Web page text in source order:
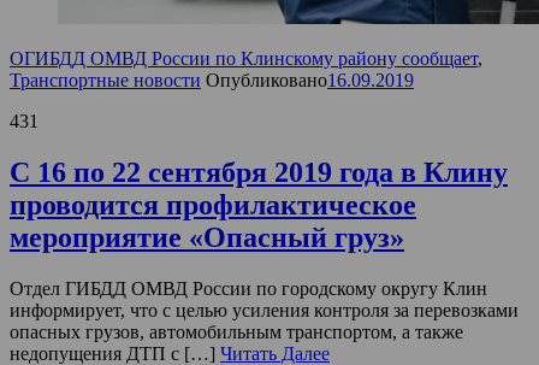
ОГИБДД ОМВД России по Клинскому району сообщает,
Транспортные новости Опубликовано16.09.2019
431
С 16 по 22 сентября 2019 года в Клину
проводится профилактическое
мероприятие «Опасный груз»
Отдел ГИБДД ОМВД России по городскому округу Клин
информирует, что с целью усиления контроля за перевозками
опасных грузов, автомобильным транспортом, а также
недопущения ДТП с […] Читать Далее